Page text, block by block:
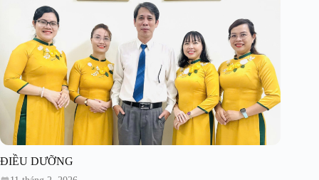
ĐIỀU DƯỠNG